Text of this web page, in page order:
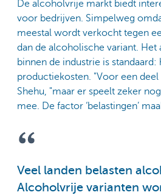
De alcoholvrije markt biedt
voor bedrijven. Simpelweg
meestal wordt verkocht tegen
dan de alcoholische variant.
binnen de industrie is standaard:
productiekosten. "Voor een deel
Shehu, "maar er speelt zeker
mee. De factor ‘belastingen’
Veel landen belasten
Alcoholvrije varianten